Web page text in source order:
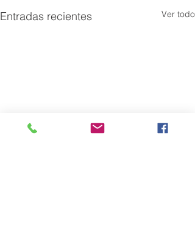
Entradas recientes Ver todo